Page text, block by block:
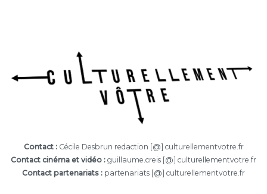
Contact :Cécile Desbrun redaction [@] culturellementvotre.fr
Contact cinéma et vidéo : guillaume.creis [@] culturellementvotre.fr
Contact partenariats : partenariats [@] culturellementvotre.fr